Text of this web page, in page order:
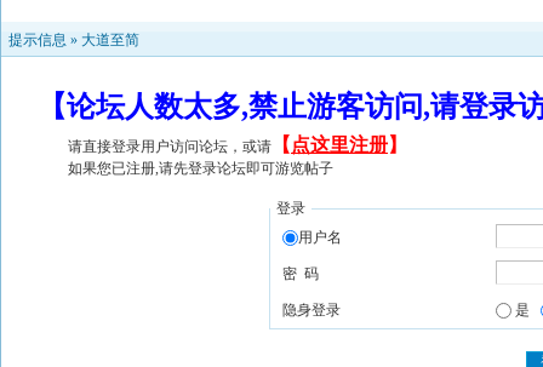
提示信息 » 大道至简
【论坛人数太多,禁止游客访问,请登
请直接登录用户访问论坛，或请 【 点这里注册】
如果您已注册,请先登录论坛即可游览帖子
登录
用户名
密 码
隐身登录 是